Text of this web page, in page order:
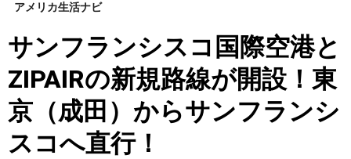
アメリカ生活ナビ
サンフランシスコ国際空港と
ZIPAIRの新規路線が開設！東
京（成田）からサンフランシ
スコへ直行！